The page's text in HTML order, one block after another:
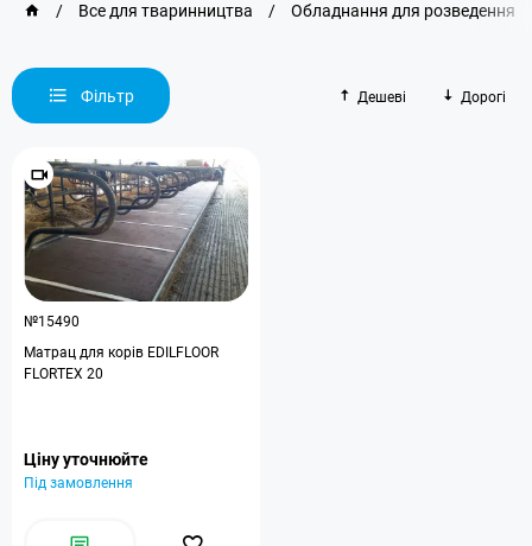
/ Все для тваринництва / Обладнання для розведення
Фільтр Дешеві Дорогі
№15490
Матрац для корів EDILFLOOR
FLORTEX 20
Ціну уточнюйте
Під замовлення